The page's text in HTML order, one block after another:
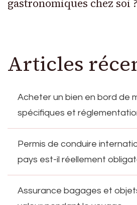
gastronomiques chez soi ?
Articles
Acheter un bien en bord de
spécifiques et
Permis de conduire
pays est-il réellement
Assurance bagages et